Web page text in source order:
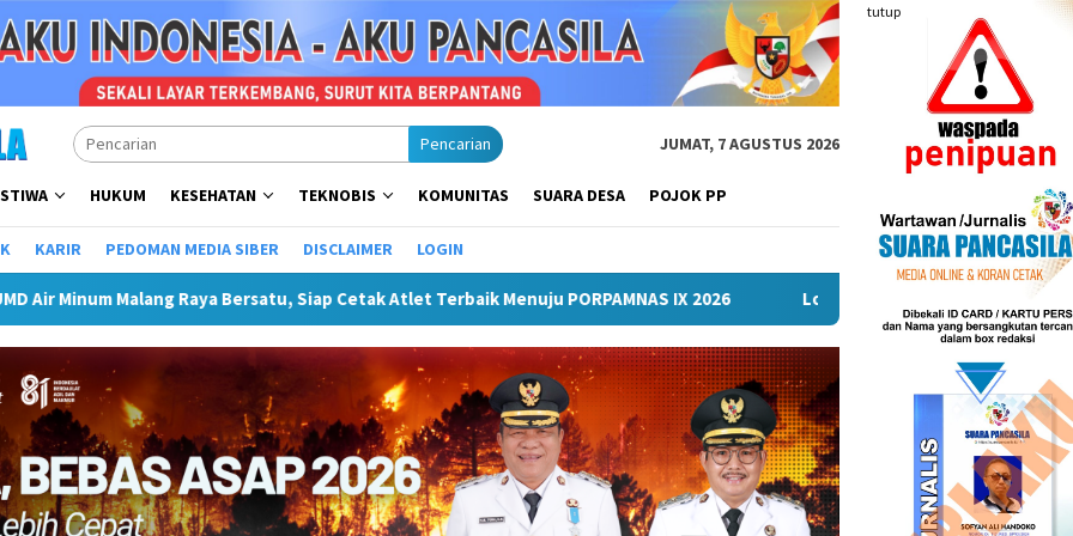
tutup
Pencarian JUMAT, 7 AGUSTUS 2026
HUKUM KESEHATAN TEKNOBIS KOMUNITAS SUARA DESA POJOK PP
KARIR PEDOMAN MEDIA SIBER DISCLAIMER LOGIN
Bersatu, Siap Cetak Atlet Terbaik Menuju PORPAMNAS IX 2026 Lomba Turnamen Mini Soccer Antar Organisasi Perangkat